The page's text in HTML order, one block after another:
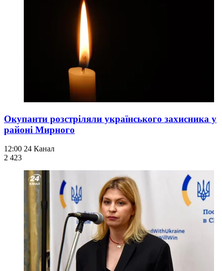
Окупанти розстріляли українського захисника у
районі Мирного
12:00 24 Канал
2 423